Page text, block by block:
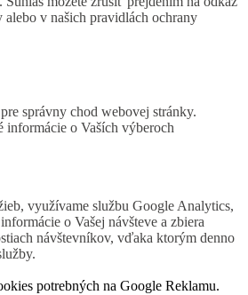
alebo v našich pravidlách ochrany
správny chod webovej stránky.
informácie o Vaších výberoch
využívame službu Google Analytics,
o Vašej návšteve a zbiera
návštevníkov, vďaka ktorým denno
potrebných na Google Reklamu.